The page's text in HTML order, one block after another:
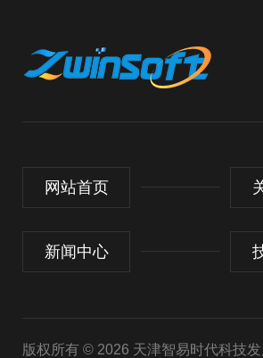
网站首页
新闻中心
版权所有 © 2026 天津智易时代科技发